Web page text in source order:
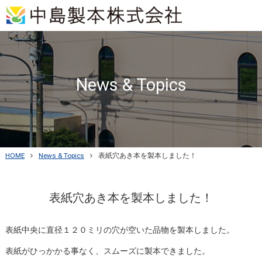
News & Topics
HOME News & Topics 表紙穴あき本を製本しました！
表紙穴あき本を製本しました！
表紙中央に直径１２０ミリの穴が空いた品物を製本しました。
表紙がひっかかる事なく、スムーズに製本できました。